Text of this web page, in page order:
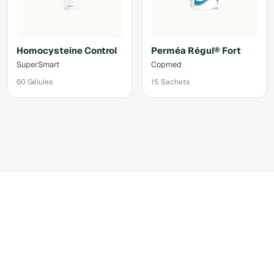
Homocysteine Control
SuperSmart
60 Gélules
Perméa Régul® Fort
Copmed
15 Sachets